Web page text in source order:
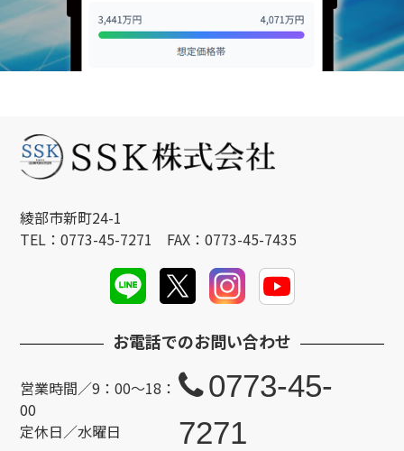
綾部市新町24-1
TEL：0773-45-7271 FAX：0773-45-7435
お電話でのお問い合わせ
営業時間／9：00～18：
00
定休日／水曜日
0773-45-
7271